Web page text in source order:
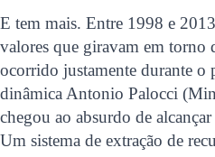
E tem mais. Entre 1998 e
valores que giravam em torno
ocorrido justamente durante
dinâmica Antonio Palocci
chegou ao absurdo de
Um sistema de extração de